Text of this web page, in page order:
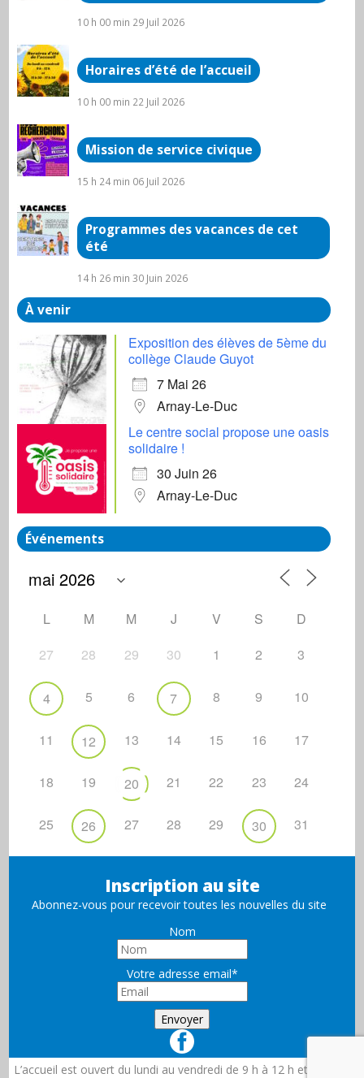
10 h 00 min 29 Juil 2026
Horaires d’été de l’accueil
10 h 00 min 22 Juil 2026
Mission de service civique
15 h 24 min 06 Juil 2026
Programmes des vacances de cet
été
14 h 26 min 30 Juin 2026
À venir
Exposition des élèves de 5ème du
collège Claude Guyot
7 Mai 26
Arnay-Le-Duc
Le centre social propose une oasis
solidaire !
30 Juin 26
Arnay-Le-Duc
Événements
L M M J V S
D
27
28 29 30 1 2 3
4 5 6 7 8 9 10
11 12 13 14 15 16 17
18 19 20 21 22 23 24
25 26 27 28 29 30 31
Inscription au site
Abonnez-vous pour recevoir toutes les nouvelles du site
Nom
Votre adresse email*
L’accueil est ouvert du lundi au vendredi de 9 h à 12 h et de 13 h